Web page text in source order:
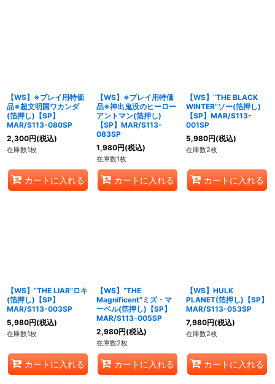
絞り込む
【WS】※プレイ用特価
品※超文明国ワカンダ
(箔押し)【SP】
MAR/S113-080SP
2,300円(税込)
在庫数1枚
カートに入れる
【WS】※プレイ用特価
品※神出鬼没のヒーロー
アントマン(箔押し)
【SP】MAR/S113-
083SP
1,980円(税込)
在庫数1枚
カートに入れる
【WS】“THE BLACK
WINTER”ソー(箔押し)
【SP】MAR/S113-
001SP
5,980円(税込)
在庫数2枚
カートに入れる
【WS】“THE LIAR”ロキ
(箔押し)【SP】
MAR/S113-003SP
5,980円(税込)
在庫数1枚
カートに入れる
【WS】“THE
Magnificent”ミズ・マ
ーベル(箔押し)【SP】
MAR/S113-005SP
2,980円(税込)
在庫数2枚
カートに入れる
【WS】HULK
PLANET(箔押し)【SP】
MAR/S113-053SP
7,980円(税込)
在庫数2枚
カートに入れる